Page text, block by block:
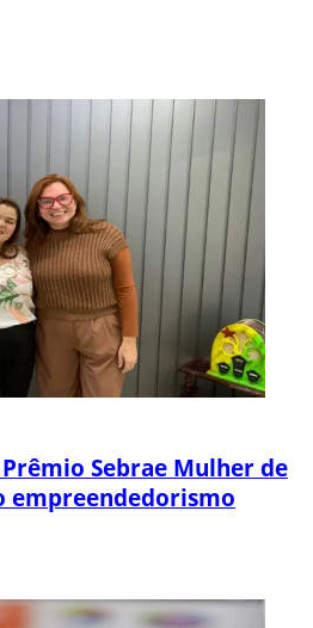
Sebrae Mulher de
empreendedorismo